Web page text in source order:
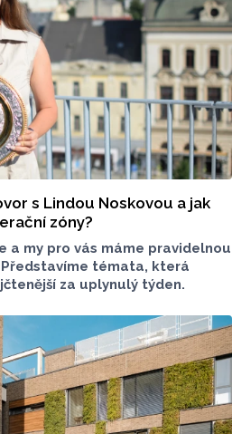
s Lindou Noskovou a jak
zóny?
a my pro vás máme pravidelnou
témata, která
za uplynulý týden.